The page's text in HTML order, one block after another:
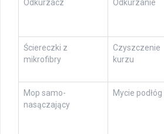
Odkurzacz Odkurzanie
Ściereczki z
mikrofibry
Czyszczenie
kurzu
Mop samo-
nasączający
Mycie podłóg